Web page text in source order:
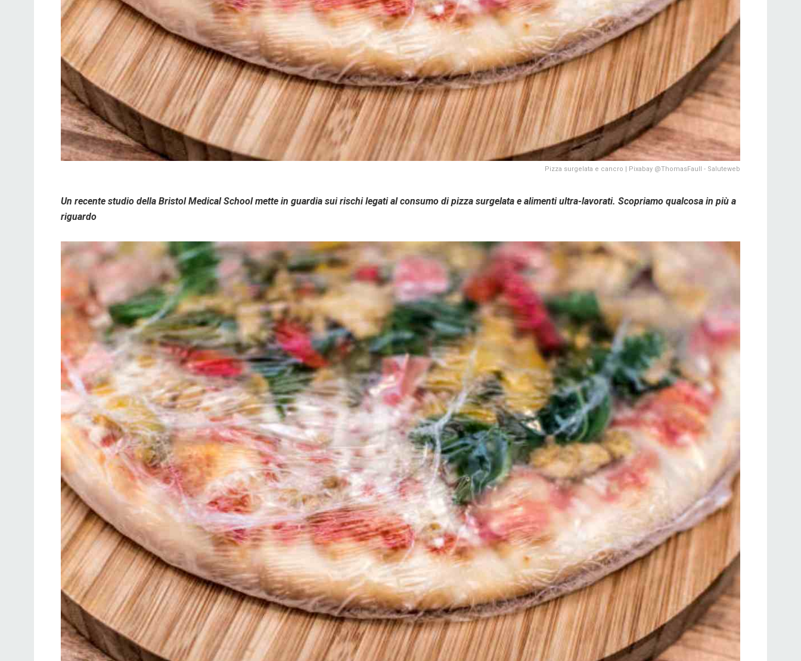
Pizza surgelata e cancro | Pixabay @ThomasFaull - Saluteweb
Un recente studio della Bristol Medical School mette in guardia sui rischi legati al consumo di pizza surgelata e alimenti ultra-lavorati. Scopriamo qualcosa in più a
riguardo